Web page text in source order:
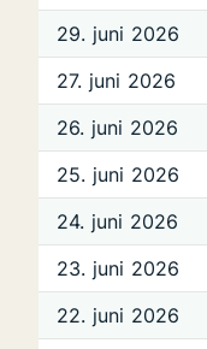
29. juni 2026
27. juni 2026
26. juni 2026
25. juni 2026
24. juni 2026
23. juni 2026
22. juni 2026